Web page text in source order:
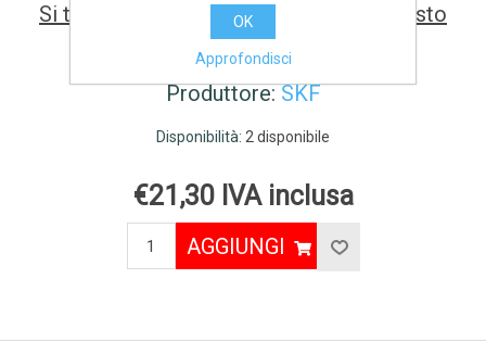
Si tratta della prima recensione per questo
prodotto
Produttore: SKF
Disponibilità: 2 disponibile
€21,30 IVA inclusa
AGGIUNGI
OK
Approfondisci